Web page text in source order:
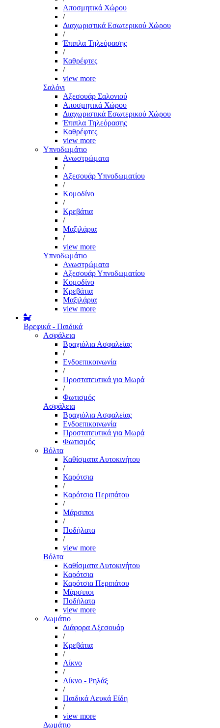
Αποσμητικά Χώρου
/
Διαχωριστικά Εσωτερικού Χώρου
/
Έπιπλα Τηλεόρασης
/
Καθρέφτες
/
view more
Σαλόνι
Αξεσουάρ Σαλονιού
Αποσμητικά Χώρου
Διαχωριστικά Εσωτερικού Χώρου
Έπιπλα Τηλεόρασης
Καθρέφτες
view more
Υπνοδωμάτιο
Ανωστρώματα
/
Αξεσουάρ Υπνοδωματίου
/
Κομοδίνο
/
Κρεβάτια
/
Μαξιλάρια
/
view more
Υπνοδωμάτιο
Ανωστρώματα
Αξεσουάρ Υπνοδωματίου
Κομοδίνο
Κρεβάτια
Μαξιλάρια
view more
Βρεφικά - Παιδικά
Ασφάλεια
Βραχιόλια Ασφαλείας
/
Ενδοεπικοινωνία
/
Προστατευτικά για Μωρά
/
Φωτισμός
Ασφάλεια
Βραχιόλια Ασφαλείας
Ενδοεπικοινωνία
Προστατευτικά για Μωρά
Φωτισμός
Βόλτα
Καθίσματα Αυτοκινήτου
/
Καρότσια
/
Καρότσια Περιπάτου
/
Μάρσιποι
/
Ποδήλατα
/
view more
Βόλτα
Καθίσματα Αυτοκινήτου
Καρότσια
Καρότσια Περιπάτου
Μάρσιποι
Ποδήλατα
view more
Δωμάτιο
Διάφορα Αξεσουάρ
/
Κρεβάτια
/
Λίκνο
/
Λίκνο - Ρηλάξ
/
Παιδικά Λευκά Είδη
/
view more
Δωμάτιο